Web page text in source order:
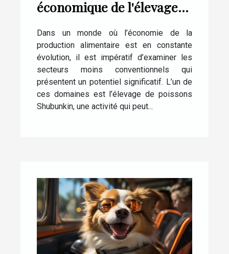
économique de l'élevage
Dans un monde où l’économie de la
production alimentaire est en constante
évolution, il est impératif d’examiner les
secteurs moins conventionnels qui
présentent un potentiel significatif. L’un de
ces domaines est l’élevage de poissons
Shubunkin, une activité qui peut...